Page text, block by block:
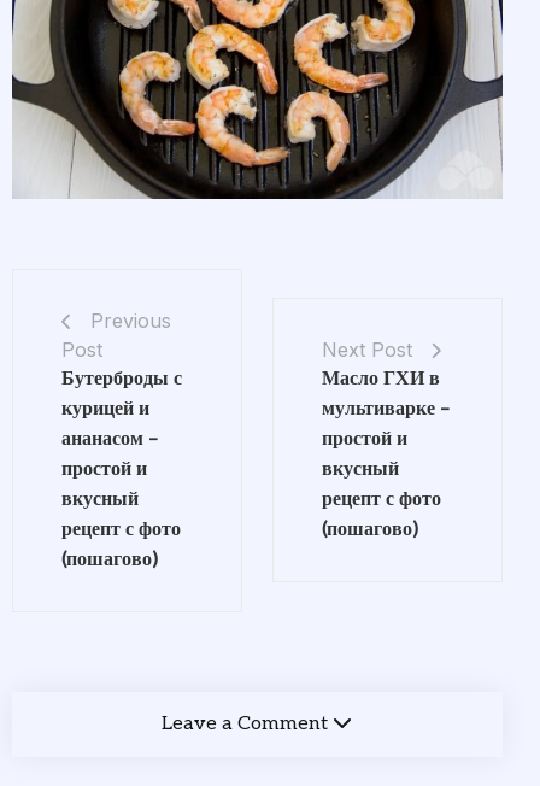
Previous
Post
Бутерброды с
курицей и
ананасом –
простой и
вкусный
рецепт с фото
(пошагово)
Next Post
Масло ГХИ в
мультиварке –
простой и
вкусный
рецепт с фото
(пошагово)
Leave a Comment